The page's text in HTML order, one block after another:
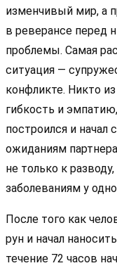
изменчивый мир, а
в реверансе перед
проблемы. Самая
ситуация —
конфликте. Никто
гибкость и
построился и
ожиданиям
не только к
заболеваниям у
После того как
рун и начал
течение 72 часов